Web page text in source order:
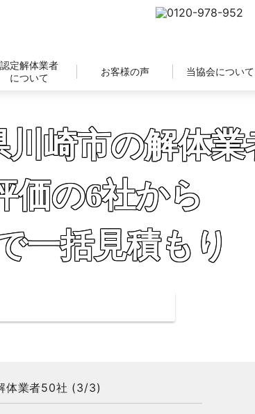
認定解体業者
について
お客様の声 当協会について
川崎市の解体業
価の6社から
一括見積もり
体業者50社 (3/3)